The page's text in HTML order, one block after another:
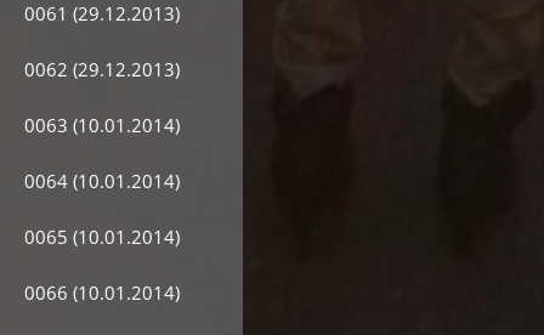
0061 (29.12.2013)
0062 (29.12.2013)
0063 (10.01.2014)
0064 (10.01.2014)
0065 (10.01.2014)
0066 (10.01.2014)